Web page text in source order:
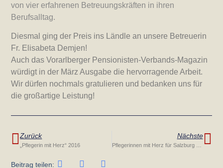
von vier erfahrenen Betreuungskräften in ihren
Berufsalltag.
Diesmal ging der Preis ins Ländle an unsere Betreuerin
Fr. Elisabeta Demjen!
Auch das Vorarlberger Pensionisten-Verbands-Magazin
würdigt in der März Ausgabe die hervorragende Arbeit.
Wir dürfen nochmals gratulieren und bedanken uns für
die großartige Leistung!
Zurück
„Pflegerin mit Herz“ 2016
Nächste
Beitrag teilen: